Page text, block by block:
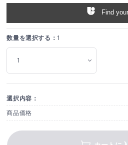
Find
数量を選択する： 1
選択内容：
商品価格